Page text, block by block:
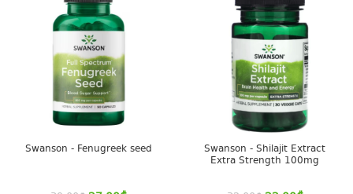
Swanson - Fenugreek seed
Swanson - Shilajit Extract
Extra Strength 100mg